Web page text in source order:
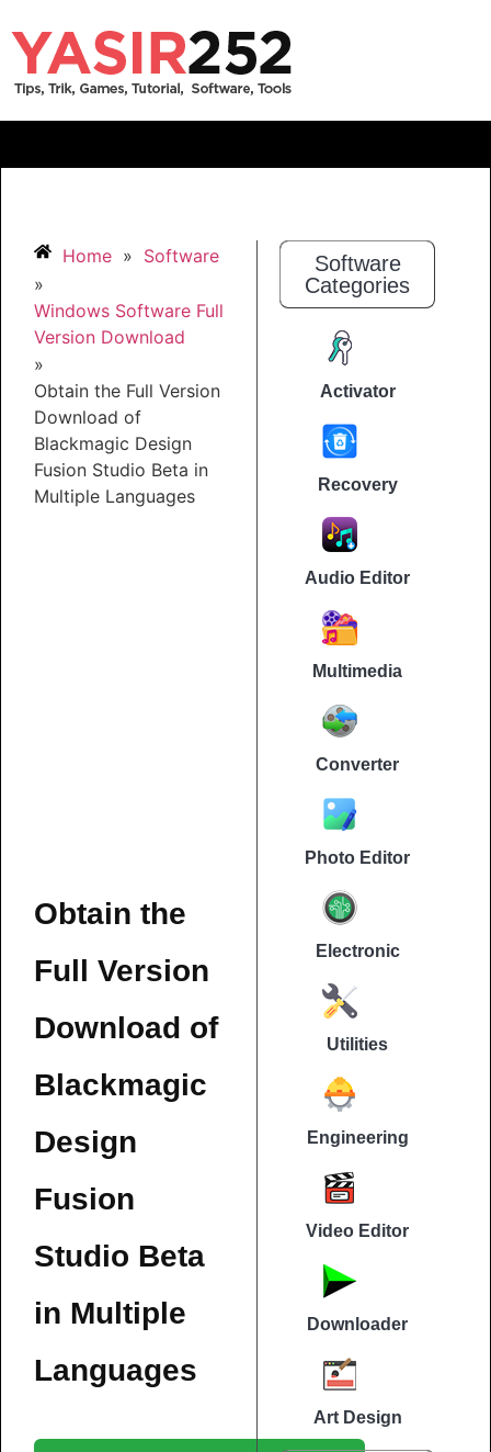
Home » Software
»
Windows Software Full
Version Download
»
Obtain the Full Version
Download of
Blackmagic Design
Fusion Studio Beta in
Multiple Languages
Obtain the
Full Version
Download of
Blackmagic
Design
Fusion
Studio Beta
in Multiple
Languages
Software
Categories
Activator
Recovery
Audio Editor
Multimedia
Converter
Photo Editor
Electronic
Utilities
Engineering
Video Editor
Downloader
Art Design